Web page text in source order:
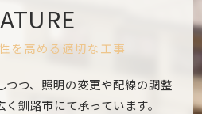
を高める適切な工事
つつ、照明の変更や配線の調整
釧路市にて承っています。